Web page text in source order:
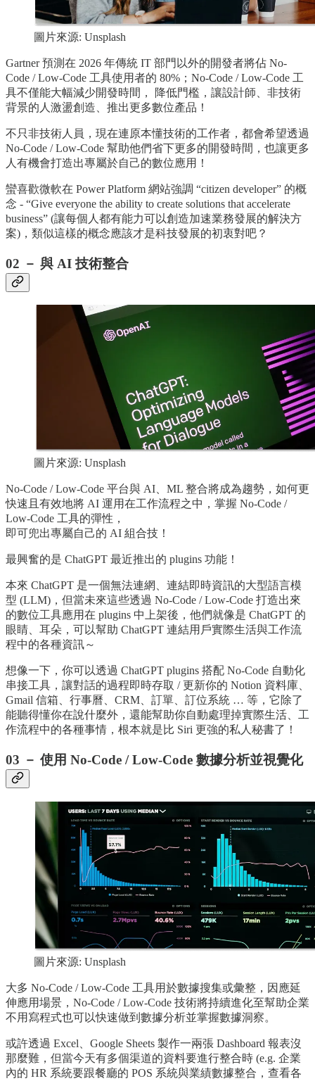
圖片來源: Unsplash
Gartner 預測在 2026 年傳統 IT 部門以外的開發者將佔 No-
Code / Low-Code 工具使用者的 80%；No-Code / Low-Code 工
具不僅能大幅減少開發時間， 降低門檻，讓設計師、非技術
背景的人激盪創造、推出更多數位產品！
不只非技術人員，現在連原本懂技術的工作者，都會希望透過
No-Code / Low-Code 幫助他們省下更多的開發時間，也讓更多
人有機會打造出專屬於自己的數位應用！
蠻喜歡微軟在 Power Platform 網站強調 “citizen developer” 的概
念 - “Give everyone the ability to create solutions that accelerate
business” (讓每個人都有能力可以創造加速業務發展的解決方
案)，類似這樣的概念應該才是科技發展的初衷對吧？
02 － 與 AI 技術整合
圖片來源: Unsplash
No-Code / Low-Code 平台與 AI、ML 整合將成為趨勢，如何更
快速且有效地將 AI 運用在工作流程之中，掌握 No-Code /
Low-Code 工具的彈性，
即可兜出專屬自己的 AI 組合技！
最興奮的是 ChatGPT 最近推出的 plugins 功能！
本來 ChatGPT 是一個無法連網、連結即時資訊的大型語言模
型 (LLM)，但當未來這些透過 No-Code / Low-Code 打造出來
的數位工具應用在 plugins 中上架後，他們就像是 ChatGPT 的
眼睛、耳朵，可以幫助 ChatGPT 連結用戶實際生活與工作流
程中的各種資訊～
想像一下，你可以透過 ChatGPT plugins 搭配 No-Code 自動化
串接工具，讓對話的過程即時存取 / 更新你的 Notion 資料庫、
Gmail 信箱、行事曆、CRM、訂單、訂位系統 … 等，它除了
能聽得懂你在說什麼外，還能幫助你自動處理掉實際生活、工
作流程中的各種事情，根本就是比 Siri 更強的私人秘書了！
03 － 使用 No-Code / Low-Code 數據分析並視覺化
圖片來源: Unsplash
大多 No-Code / Low-Code 工具用於數據搜集或彙整，因應延
伸應用場景，No-Code / Low-Code 技術將持續進化至幫助企業
不用寫程式也可以快速做到數據分析並掌握數據洞察。
或許透過 Excel、Google Sheets 製作一兩張 Dashboard 報表沒
那麼難，但當今天有多個渠道的資料要進行整合時 (e.g. 企業
內的 HR 系統要跟餐廳的 POS 系統與業績數據整合，查看各